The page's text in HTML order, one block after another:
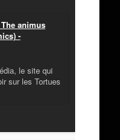
animus
-
le site qui
sur les Tortues